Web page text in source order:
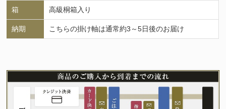
箱 高級桐箱入り
納期 こちらの掛け軸は通常約3～5日後のお届け